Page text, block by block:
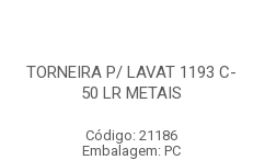
TORNEIRA P/ LAVAT 1193 C-
50 LR METAIS
Código: 21186
Embalagem: PC